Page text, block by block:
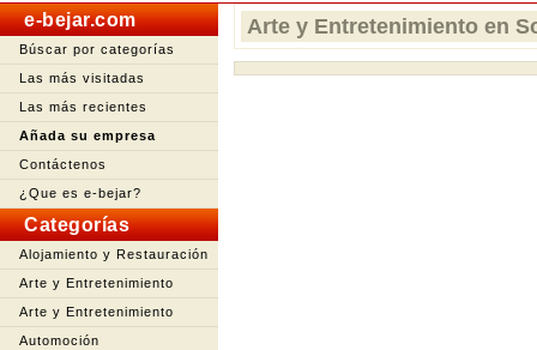
e-bejar.com
Búscar por categorías
Las más visitadas
Las más recientes
Añada su empresa
Contáctenos
¿Que es e-bejar?
Categorías
Alojamiento y Restauración
Arte y Entretenimiento
Arte y Entretenimiento
Automoción
Arte y Entretenimiento en